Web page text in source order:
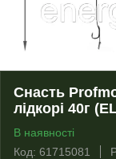
Снасть
лідкорі 40г
В наявності
Код: 61715081